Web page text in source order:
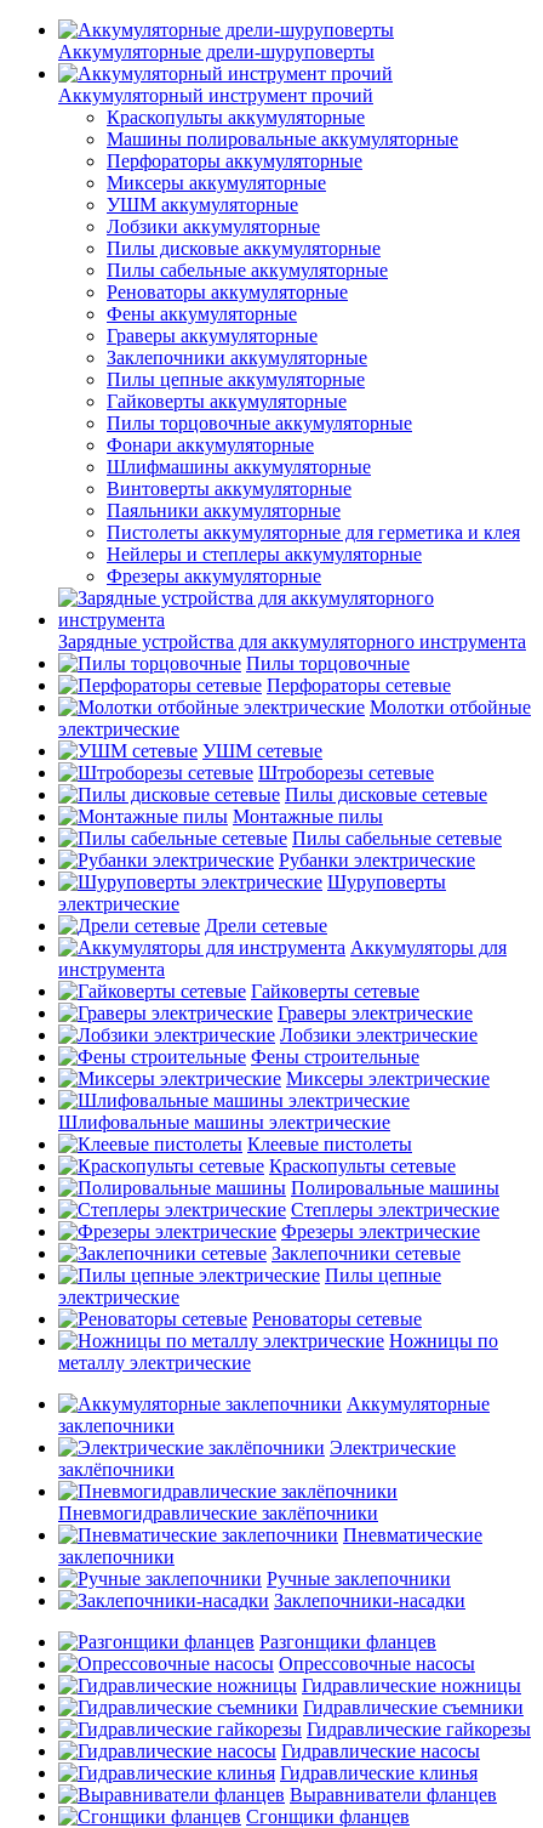
Аккумуляторные дрели-шуруповерты
Аккумуляторный инструмент прочий
Краскопульты аккумуляторные
Машины полировальные аккумуляторные
Перфораторы аккумуляторные
Миксеры аккумуляторные
УШМ аккумуляторные
Лобзики аккумуляторные
Пилы дисковые аккумуляторные
Пилы сабельные аккумуляторные
Реноваторы аккумуляторные
Фены аккумуляторные
Граверы аккумуляторные
Заклепочники аккумуляторные
Пилы цепные аккумуляторные
Гайковерты аккумуляторные
Пилы торцовочные аккумуляторные
Фонари аккумуляторные
Шлифмашины аккумуляторные
Винтоверты аккумуляторные
Паяльники аккумуляторные
Пистолеты аккумуляторные для герметика и клея
Нейлеры и степлеры аккумуляторные
Фрезеры аккумуляторные
Зарядные устройства для аккумуляторного инструмента
Пилы торцовочные
Перфораторы сетевые
Молотки отбойные
электрические
УШМ сетевые
Штроборезы сетевые
Пилы дисковые сетевые
Монтажные пилы
Пилы сабельные сетевые
Рубанки электрические
Шуруповерты
электрические
Дрели сетевые
Аккумуляторы для
инструмента
Гайковерты сетевые
Граверы электрические
Лобзики электрические
Фены строительные
Миксеры электрические
Шлифовальные машины электрические
Клеевые пистолеты
Краскопульты сетевые
Полировальные машины
Степлеры электрические
Фрезеры электрические
Заклепочники сетевые
Пилы цепные
электрические
Реноваторы сетевые
Ножницы по
металлу электрические
Аккумуляторные
заклепочники
Электрические
заклёпочники
Пневмогидравлические заклёпочники
Пневматические
заклепочники
Ручные заклепочники
Заклепочники-насадки
Разгонщики фланцев
Опрессовочные насосы
Гидравлические ножницы
Гидравлические съемники
Гидравлические гайкорезы
Гидравлические насосы
Гидравлические клинья
Выравниватели фланцев
Сгонщики фланцев